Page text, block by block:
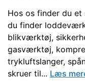
Hos os finder du
du finder
blikværktøj,
gasværktøj,
trykluftslanger,
skruer til... Læs